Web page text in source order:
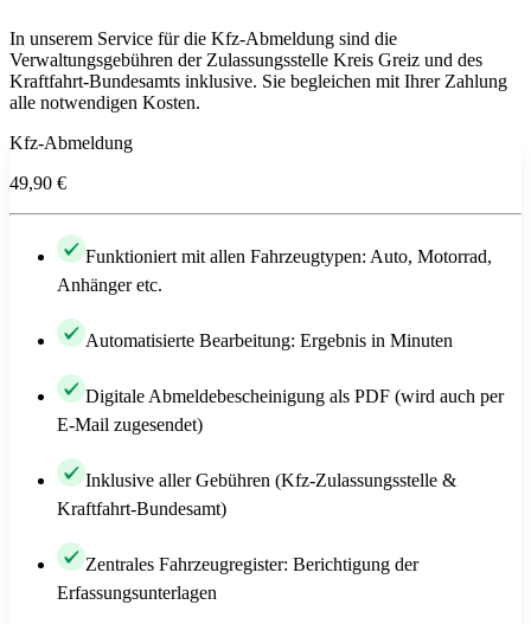
In unserem Service für die Kfz-Abmeldung sind die
Verwaltungsgebühren der Zulassungsstelle Kreis Greiz und des
Kraftfahrt-Bundesamts inklusive. Sie begleichen mit Ihrer Zahlung
alle notwendigen Kosten.
Kfz-Abmeldung
49,90 €
Funktioniert mit allen Fahrzeugtypen: Auto, Motorrad,
Anhänger etc.
Automatisierte Bearbeitung: Ergebnis in Minuten
Digitale Abmeldebescheinigung als PDF (wird auch per
E-Mail zugesendet)
Inklusive aller Gebühren (Kfz-Zulassungsstelle &
Kraftfahrt-Bundesamt)
Zentrales Fahrzeugregister: Berichtigung der
Erfassungsunterlagen